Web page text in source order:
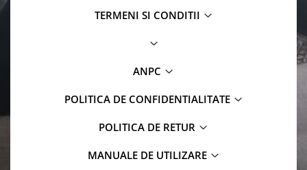
TERMENI SI CONDITII
ANPC
POLITICA DE CONFIDENTIALITATE
POLITICA DE RETUR
MANUALE DE UTILIZARE